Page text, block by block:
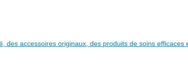
des accessoires originaux, des produits de soins